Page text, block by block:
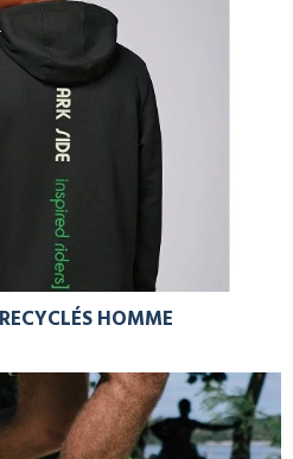
HOMME